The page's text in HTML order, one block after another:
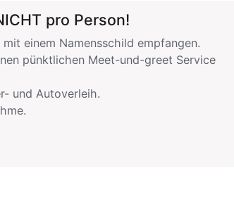
pro Person!
einem Namensschild empfangen.
pünktlichen Meet-und-greet Service
und Autoverleih.